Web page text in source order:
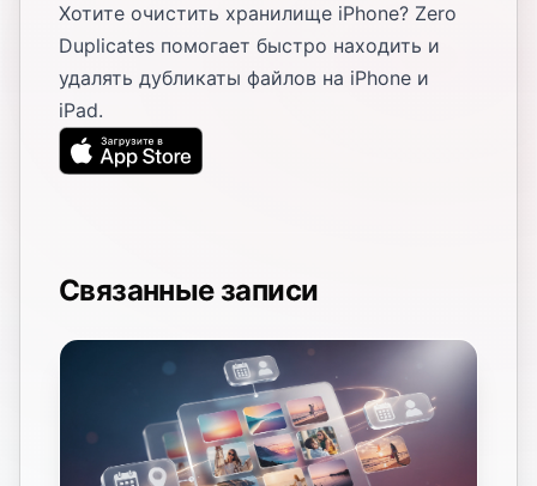
Хотите очистить хранилище iPhone? Zero
Duplicates помогает быстро находить и
удалять дубликаты файлов на iPhone и
iPad.
Связанные записи